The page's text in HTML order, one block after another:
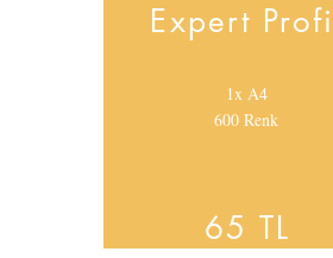
Expert
1x A4
600 Renk
65 TL